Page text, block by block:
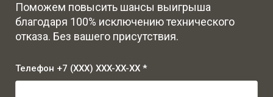
Поможем повысить шансы выигрыша
благодаря 100% исключению технического
отказа. Без вашего присутствия.
Телефон +7 (XXX) XXX-XX-XX *